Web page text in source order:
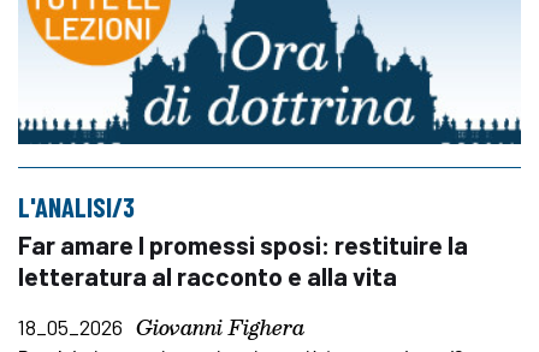
L'ANALISI/3
Far amare I promessi sposi: restituire la
letteratura al racconto e alla vita
18_05_2026 Giovanni Fighera